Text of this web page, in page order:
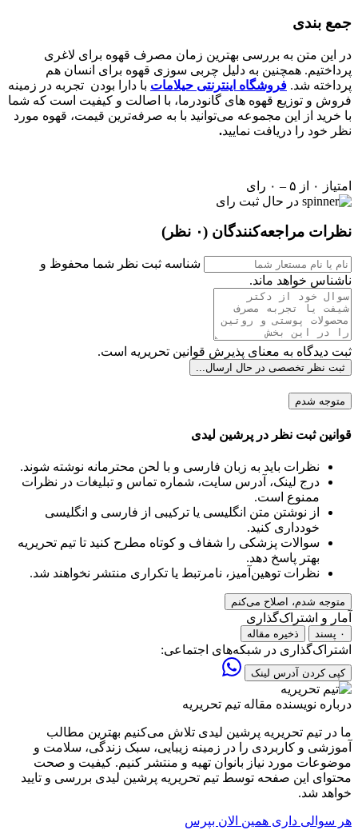
جمع بندی
در این متن به بررسی بهترین زمان مصرف قهوه برای لاغری
پرداختیم. همچنین به دلیل چربی سوزی قهوه برای انسان هم
پرداخته شد. فروشگاه اینترنتی حیلامات با دارا بودن تجربه در زمینه
فروش و توزیع قهوه های گانودرما، با اصالت و کیفیت است که شما
با خرید از این مجموعه می‌توانید با به صرفه‌ترین قیمت، قهوه مورد
نظر خود را دریافت نمایید.
امتیاز ۰ از ۵ – ۰ رای
در حال ثبت رای
نظرات مراجعه‌کنندگان (۰ نظر)
شناسه ثبت نظر شما محفوظ و
ناشناس خواهد ماند.
ثبت دیدگاه به معنای پذیرش قوانین تحریریه است.
ثبت نظر تخصصی در حال ارسال...
متوجه شدم
قوانین ثبت نظر در پرشین لیدی
نظرات باید به زبان فارسی و با لحن محترمانه نوشته شوند.
درج لینک، آدرس سایت، شماره تماس و تبلیغات در نظرات
ممنوع است.
از نوشتن متن انگلیسی یا ترکیبی از فارسی و انگلیسی
خودداری کنید.
سوالات پزشکی را شفاف و کوتاه مطرح کنید تا تیم تحریریه
بهتر پاسخ دهد.
نظرات توهین‌آمیز، نامرتبط یا تکراری منتشر نخواهند شد.
متوجه شدم، اصلاح می‌کنم
آمار و اشتراک‌گذاری
۰ پسند ذخیره مقاله
اشتراک‌گذاری در شبکه‌های اجتماعی:
کپی کردن آدرس لینک
درباره نویسنده مقاله تیم تحریریه
ما در تیم تحریریه پرشین لیدی تلاش می‌کنیم بهترین مطالب
آموزشی و کاربردی را در زمینه زیبایی، سبک زندگی، سلامت و
موضوعات مورد نیاز بانوان تهیه و منتشر کنیم. کیفیت و صحت
محتوای این صفحه توسط تیم تحریریه پرشین لیدی بررسی و تایید
خواهد شد.
هر سوالی داری همین الان بپرس